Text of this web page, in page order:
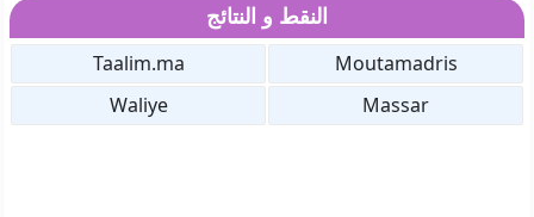
النقط و النتائج
Moutamadris
Taalim.ma
Massar
Waliye